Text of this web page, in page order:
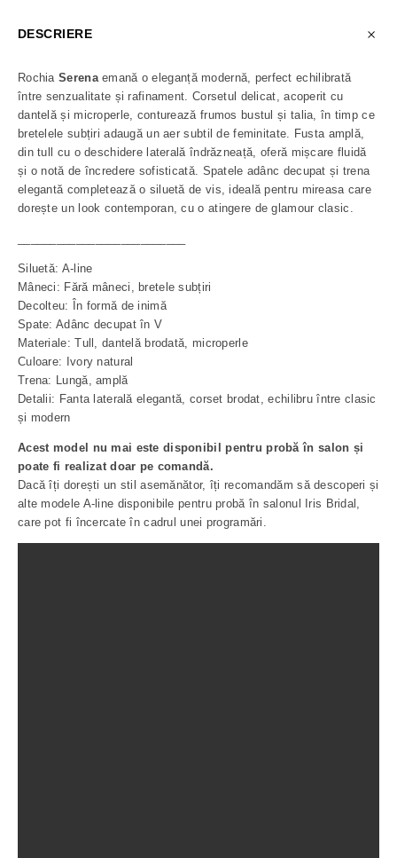
DESCRIERE
RochiaSerenaemană o eleganță modernă, perfect echilibrată
între senzualitate și rafinament. Corsetul delicat, acoperit cu
dantelă și microperle, conturează frumos bustul și talia, în timp ce
bretelele subțiri adaugă un aer subtil de feminitate. Fusta amplă,
din tull cu o deschidere laterală îndrăzneață, oferă mișcare fluidă
și o notă de încredere sofisticată. Spatele adânc decupat și trena
elegantă completează o siluetă de vis, ideală pentru mireasa care
dorește un look contemporan, cu o atingere de glamour clasic.
Siluetă: A-line
Mâneci: Fără mâneci, bretele subțiri
Decolteu: În formă de inimă
Spate: Adânc decupat în V
Materiale: Tull, dantelă brodată, microperle
Culoare: Ivory natural
Trena: Lungă, amplă
Detalii: Fanta laterală elegantă, corset brodat, echilibru între clasic
și modern
Acest model nu mai este disponibil pentru probă în salon și
poate fi realizat doar pe comandă.
Dacă îți dorești un stil asemănător, îți recomandăm să descoperi și
alte modele A-line disponibile pentru probă în salonul Iris Bridal,
care pot fi încercate în cadrul unei programări.